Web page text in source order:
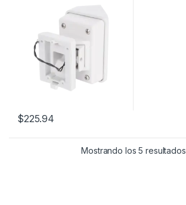
$225.94
Mostrando los 5 resultados